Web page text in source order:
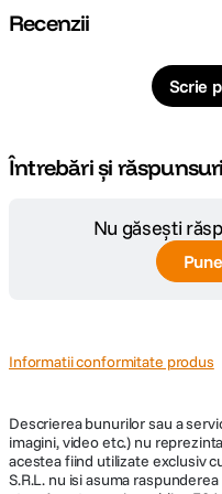
Cipul ultrarapid M3
ofera
Apple Intelligence. Cu un
Engine, este de aproape doua
Recenzii
Scrie
Întrebări și răspunsuri
Nu găsești
Informatii conformitate produs
Descrierea bunurilor sau a
imagini, video etc.) nu
acestea fiind utilizate exclusiv
S.R.L. nu isi asuma